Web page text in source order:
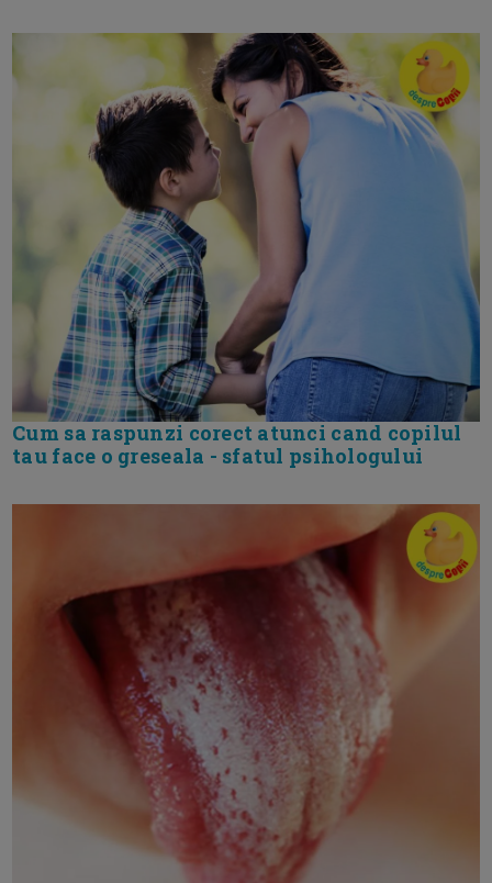
Cum sa raspunzi corect atunci cand copilul
tau face o greseala - sfatul psihologului